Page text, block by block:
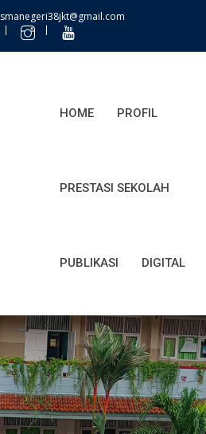
smanegeri38jkt@gmail.com
HOME PROFIL
PRESTASI SEKOLAH
PUBLIKASI DIGITAL